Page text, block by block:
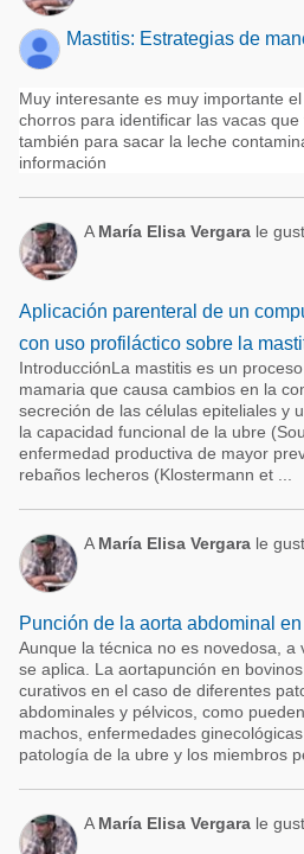
Mastitis: Estrategias de
Muy interesante es muy importante
chorros para identificar las vacas
también para sacar la leche
información
A María Elisa Vergara le
Aplicación parenteral de un
con uso profiláctico sobre la
IntroducciónLa mastitis es un
mamaria que causa cambios en la
secreción de las células epiteliales y
la capacidad funcional de la ubre
enfermedad productiva de mayor
rebaños lecheros (Klostermann et ...
A María Elisa Vergara le
Punción de la aorta abdominal
Aunque la técnica no es novedosa, a
se aplica. La aortapunción en
curativos en el caso de diferentes
abdominales y pélvicos, como
machos, enfermedades
patología de la ubre y los miembros
A María Elisa Vergara le